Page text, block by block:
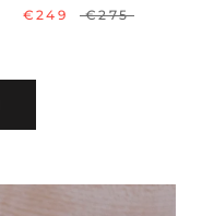
€249
€275